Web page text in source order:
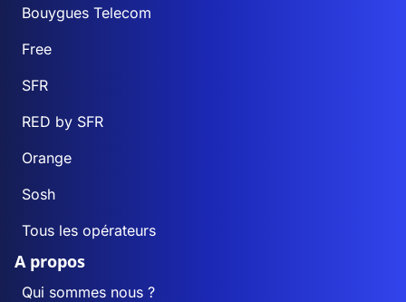
Bouygues Telecom
Free
SFR
RED by SFR
Orange
Sosh
Tous les opérateurs
A propos
Qui sommes nous ?